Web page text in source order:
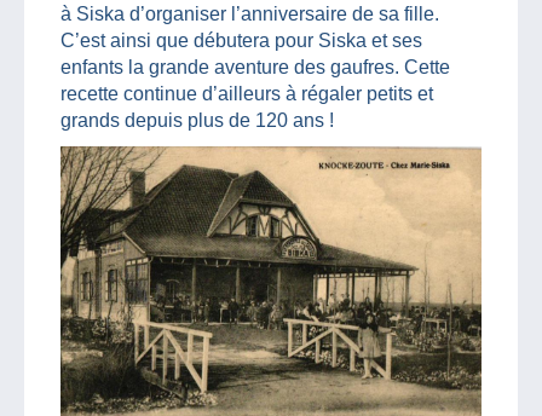
à Siska d’organiser l’anniversaire de sa fille.
C’est ainsi que débutera pour Siska et ses
enfants la grande aventure des gaufres. Cette
recette continue d’ailleurs à régaler petits et
grands depuis plus de 120 ans !